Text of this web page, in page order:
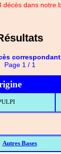
décès dans notre
Page 1 / 1
Autres Bases